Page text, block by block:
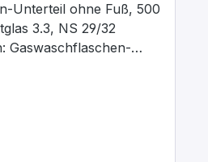
Unterteil ohne Fuß, 500
3.3, NS 29/32